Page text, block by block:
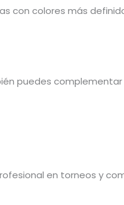
con colores más
puedes
en torneos y